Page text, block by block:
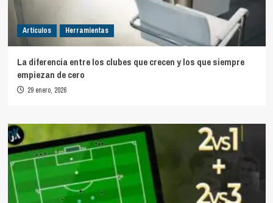
Artículos Herramientas
La diferencia entre los clubes que crecen y los que siempre
empiezan de cero
29 enero, 2026